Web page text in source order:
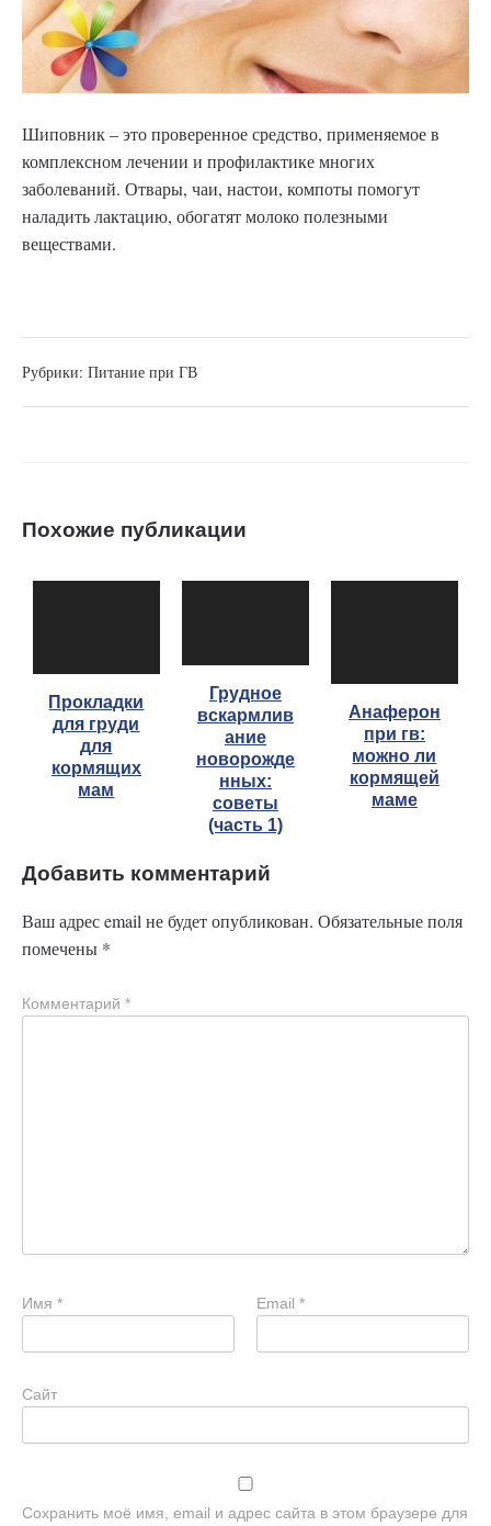
Шиповник – это проверенное средство, применяемое в
комплексном лечении и профилактике многих
заболеваний. Отвары, чаи, настои, компоты помогут
наладить лактацию, обогатят молоко полезными
веществами.
Рубрики: Питание при ГВ
Похожие публикации
Прокладки
для груди
для
кормящих
мам
Грудное
вскармлив
ание
новорожде
нных:
советы
(часть 1)
Анаферон
при гв:
можно ли
кормящей
маме
Добавить комментарий
Ваш адрес email не будет опубликован. Обязательные поля
помечены *
Комментарий *
Имя * Email*
Сайт
Сохранить моё имя, email и адрес сайта в этом браузере для